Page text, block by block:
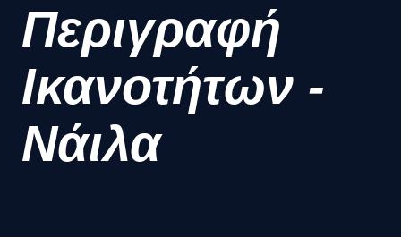
Περιγραφή
Ικανοτήτων -
Νάιλα